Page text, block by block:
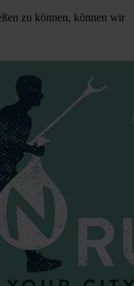
zu können, können wir